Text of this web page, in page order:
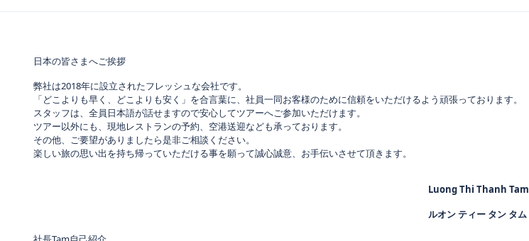
日本の皆さまへご挨拶
弊社は2018年に設立されたフレッシュな会社です。
「どこよりも早く、どこよりも安く」を合言葉に、社員一同お客様のために信頼をいただけるよう頑張っております。
スタッフは、全員日本語が話せますので安心してツアーへご参加いただけます。
ツアー以外にも、現地レストランの予約、空港送迎なども承っております。
その他、ご要望がありましたら是非ご相談ください。
楽しい旅の思い出を持ち帰っていただける事を願って誠心誠意、お手伝いさせて頂きます。
Luong Thi Thanh Tam
ルオン ティー タン タム